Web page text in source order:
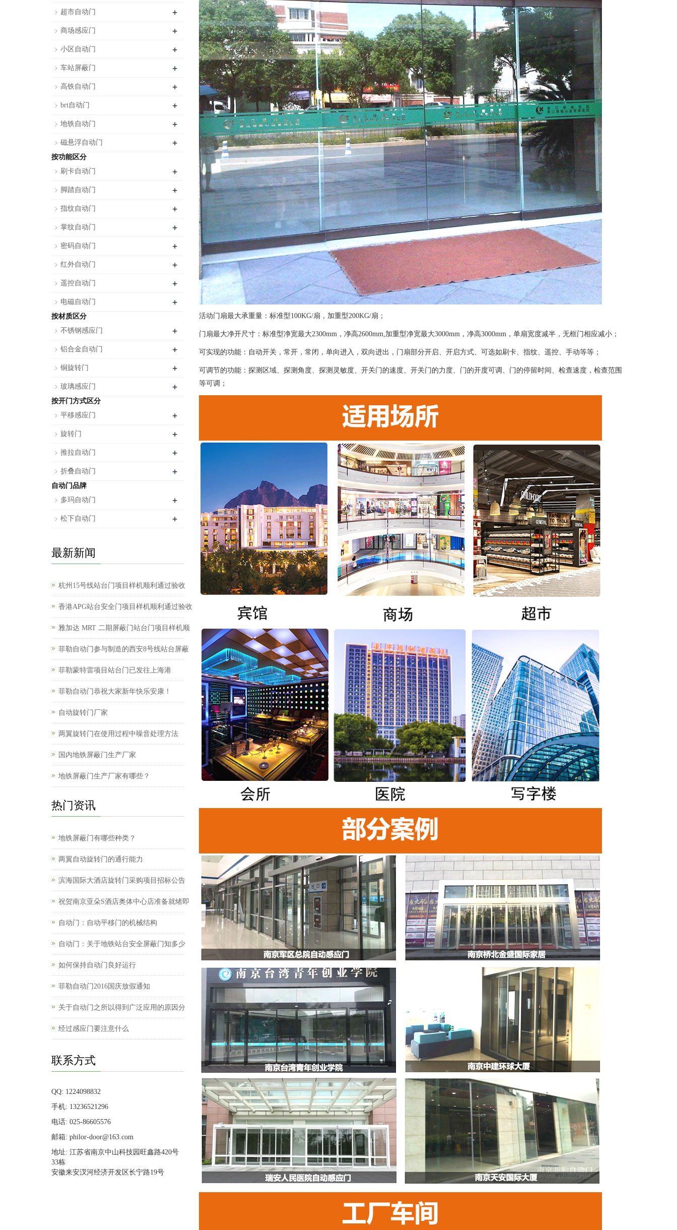
活动门扇最大承重量：标准型100KG/扇，加重型200KG/扇；
门扇最大净开尺寸：标准型净宽最大2300mm，净高2600mm,加重型净宽最大3000mm，净高3000mm，单扇宽度减半，无框门相应减小；
可实现的功能：自动开关，常开，常闭，单向进入，双向进出，门扇部分开启、开启方式、可选如刷卡、指纹、遥控、手动等等；
可调节的功能：探测区域、探测角度、探测灵敏度、开关门的速度、开关门的力度、门的开度可调、门的停留时间、检查速度，检查范围
等可调；
超市自动门 +
商场感应门 +
小区自动门 +
车站屏蔽门 +
高铁自动门 +
brt自动门 +
地铁自动门 +
磁悬浮自动门 +
按功能区分
刷卡自动门
+
脚踏自动门 +
指纹自动门 +
掌纹自动门 +
密码自动门 +
红外自动门 +
遥控自动门 +
电磁自动门 +
按材质区分
不锈钢感应门
+
铝合金自动门 +
铜旋转门 +
玻璃感应门 +
按开门方式区分
平移感应门
+
旋转门 +
推拉自动门 +
折叠自动门 +
自动门品牌
多玛自动门
+
松下自动门 +
最新新闻
杭州15号线站台门项目样机顺利通过验收
香港APG站台安全门项目样机顺利通过验收
雅加达 MRT 二期屏蔽门站台门项目样机顺
菲勒自动门参与制造的西安8号线站台屏蔽
菲勒蒙特雷项目站台门已发往上海港
菲勒自动门恭祝大家新年快乐安康！
自动旋转门厂家
两翼旋转门在使用过程中噪音处理方法
国内地铁屏蔽门生产厂家
地铁屏蔽门生产厂家有哪些？
热门资讯
地铁屏蔽门有哪些种类？
两翼自动旋转门的通行能力
滨海国际大酒店旋转门采购项目招标公告
祝贺南京亚朵S酒店奥体中心店准备就绪即
自动门：自动平移门的机械结构
自动门：关于地铁站台安全屏蔽门知多少
如何保持自动门良好运行
菲勒自动门2016国庆放假通知
关于自动门之所以得到广泛应用的原因分
经过感应门要注意什么
联系方式
QQ: 1224098832
手机: 13236521296
电话: 025-86605576
邮箱: philor-door@163.com
地址: 江苏省南京中山科技园旺鑫路420号
33栋
安徽来安汊河经济开发区长宁路19号